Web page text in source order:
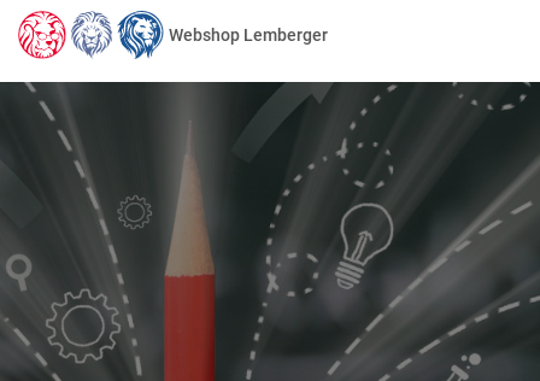
Webshop Lemberger